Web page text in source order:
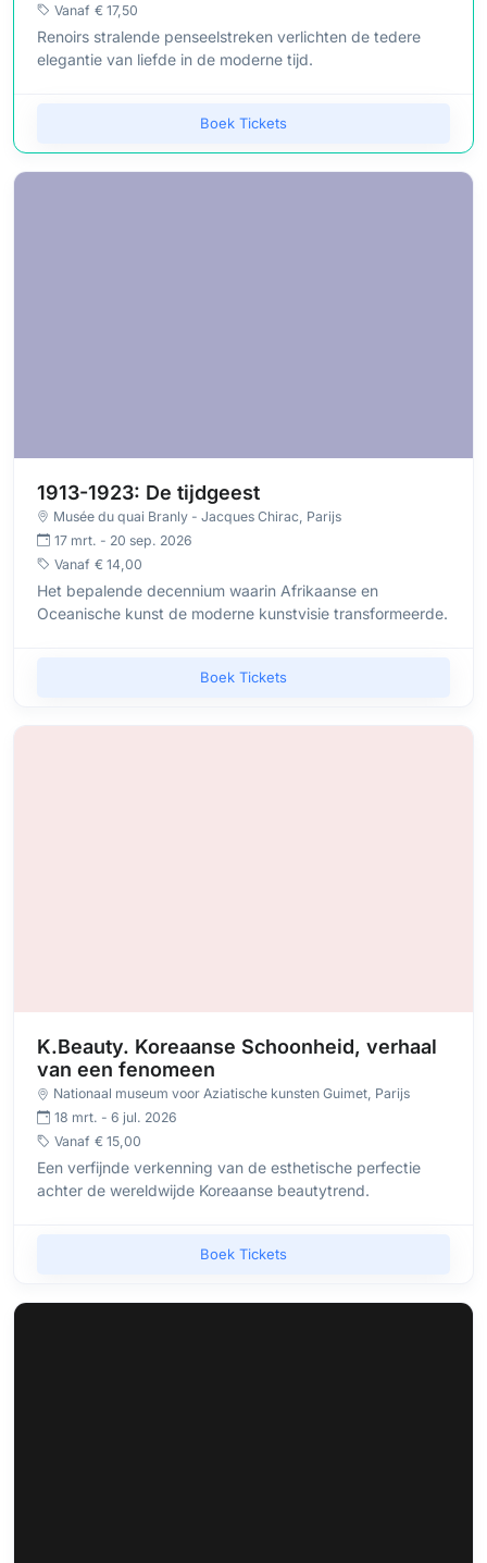
Vanaf € 17,50
Renoirs stralende penseelstreken verlichten de tedere
elegantie van liefde in de moderne tijd.
Boek Tickets
1913-1923: De tijdgeest
Musée du quai Branly - Jacques Chirac, Parijs
17 mrt. - 20 sep. 2026
Vanaf € 14,00
Het bepalende decennium waarin Afrikaanse en
Oceanische kunst de moderne kunstvisie transformeerde.
Boek Tickets
K.Beauty. Koreaanse Schoonheid, verhaal
van een fenomeen
Nationaal museum voor Aziatische kunsten Guimet, Parijs
18 mrt. - 6 jul. 2026
Vanaf € 15,00
Een verfijnde verkenning van de esthetische perfectie
achter de wereldwijde Koreaanse beautytrend.
Boek Tickets